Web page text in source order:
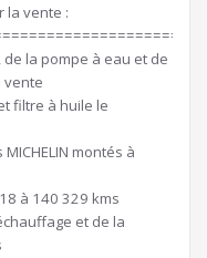
la vente :
la pompe à eau et de
vente
filtre à huile le
montés à
à 140 329 kms
et de la